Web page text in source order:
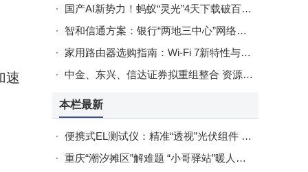
速
国产AI新势力！蚂蚁“灵光”4天下载破百万，马云现身鼓励团队奋进
智和信通方案：银行“两地三中心”网络运维，实现智能可视高效管理
家用路由器选购指南：Wi-Fi 7新特性与性能参数深度剖析
中金、东兴、信达证券拟重组整合 资源互补共筑一流投资银行新蓝图
本栏最新
便携式EL测试仪：精准“透视”光伏组件 护航新能源产业高质量发展
重庆“潮汐摊区”解难题 “小哥驿站”暖人心 数智赋能绘就城市治理新画卷